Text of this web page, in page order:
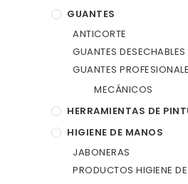
GUANTES
ANTICORTE
GUANTES DESECHABLES
GUANTES
MECÁNICOS
HERRAMIENTAS DE
HIGIENE DE MANOS
JABONERAS
PRODUCTOS HIGIENE